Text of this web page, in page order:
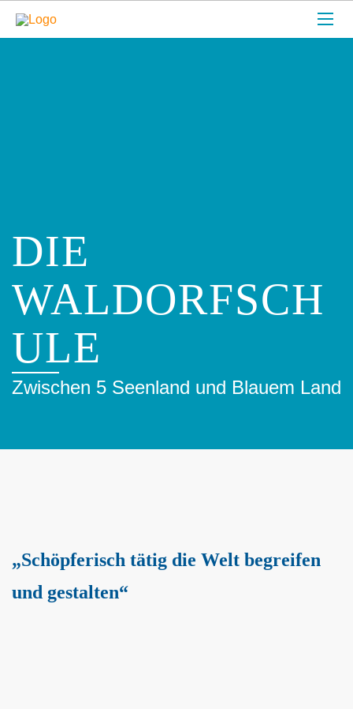
DIE
WALDORFSCH
ULE
Zwischen 5 Seenland und Blauem Land
„Schöpferisch tätig die Welt begreifen
und gestalten“